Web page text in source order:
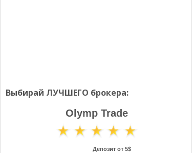
Выбирай ЛУЧШЕГО брокера:
Olymp Trade
Депозит от 5$